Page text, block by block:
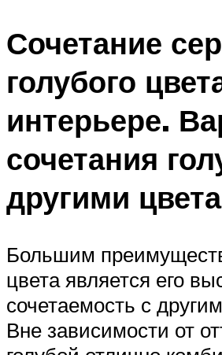
Сочетание
голубого
интерьере.
сочетания
другими
Большим
цвета является его
сочетаемость с
Вне зависимости от